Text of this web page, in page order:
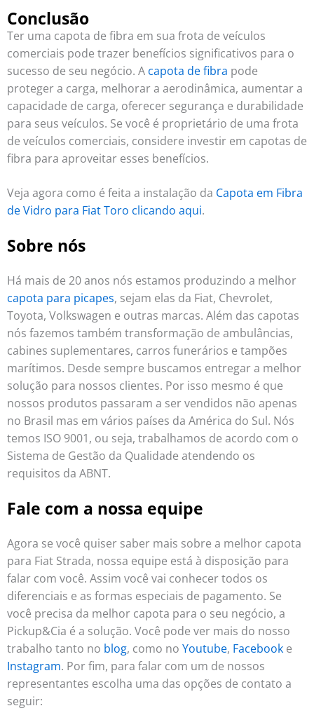
Conclusão
Ter uma capota de fibra em sua frota de veículos
comerciais pode trazer benefícios significativos para o
sucesso de seu negócio. A capota de fibra pode
proteger a carga, melhorar a aerodinâmica, aumentar a
capacidade de carga, oferecer segurança e durabilidade
para seus veículos. Se você é proprietário de uma frota
de veículos comerciais, considere investir em capotas de
fibra para aproveitar esses benefícios.
Veja agora como é feita a instalação da Capota em Fibra
de Vidro para Fiat Toro clicando aqui.
Sobre nós
Há mais de 20 anos nós estamos produzindo a melhor
capota para picapes, sejam elas da Fiat, Chevrolet,
Toyota, Volkswagen e outras marcas. Além das capotas
nós fazemos também transformação de ambulâncias,
cabines suplementares, carros funerários e tampões
marítimos. Desde sempre buscamos entregar a melhor
solução para nossos clientes. Por isso mesmo é que
nossos produtos passaram a ser vendidos não apenas
no Brasil mas em vários países da América do Sul. Nós
temos ISO 9001, ou seja, trabalhamos de acordo com o
Sistema de Gestão da Qualidade atendendo os
requisitos da ABNT.
Fale com a nossa equipe
Agora se você quiser saber mais sobre a melhor capota
para Fiat Strada, nossa equipe está à disposição para
falar com você. Assim você vai conhecer todos os
diferenciais e as formas especiais de pagamento. Se
você precisa da melhor capota para o seu negócio, a
Pickup&Cia é a solução. Você pode ver mais do nosso
trabalho tanto no blog, como no Youtube, Facebook e
Instagram. Por fim, para falar com um de nossos
representantes escolha uma das opções de contato a
seguir: